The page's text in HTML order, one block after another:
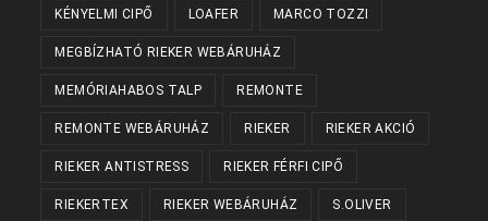
KÉNYELMI CIPŐ LOAFER MARCO TOZZI
MEGBÍZHATÓ RIEKER WEBÁRUHÁZ
MEMÓRIAHABOS TALP REMONTE
REMONTE WEBÁRUHÁZ RIEKER RIEKER AKCIÓ
RIEKER ANTISTRESS RIEKER FÉRFI CIPŐ
RIEKERTEX RIEKER WEBÁRUHÁZ S.OLIVER